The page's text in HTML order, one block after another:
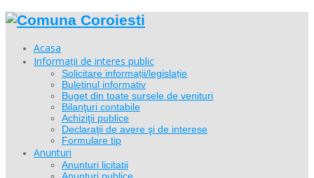
Acasa
Informații de interes public
Solicitare informații/legislație
Buletinul informativ
Buget din toate sursele de venituri
Bilanţuri contabile
Achiziţii publice
Declaraţii de avere şi de interese
Formulare tip
Anunturi
Anunturi licitatii